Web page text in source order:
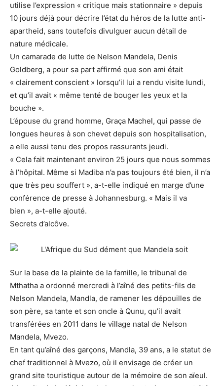
utilise l’expression « critique mais stationnaire » depuis
10 jours déjà pour décrire l’état du héros de la lutte anti-
apartheid, sans toutefois divulguer aucun détail de
nature médicale.
Un camarade de lutte de Nelson Mandela, Denis
Goldberg, a pour sa part affirmé que son ami était
« clairement conscient » lorsqu’il lui a rendu visite lundi,
et qu’il avait « même tenté de bouger les yeux et la
bouche ».
L’épouse du grand homme, Graça Machel, qui passe de
longues heures à son chevet depuis son hospitalisation,
a elle aussi tenu des propos rassurants jeudi.
« Cela fait maintenant environ 25 jours que nous sommes
à l’hôpital. Même si Madiba n’a pas toujours été bien, il n’a
que très peu souffert », a-t-elle indiqué en marge d’une
conférence de presse à Johannesburg. « Mais il va
bien », a-t-elle ajouté.
Secrets d’alcôve.
Sur la base de la plainte de la famille, le tribunal de
Mthatha a ordonné mercredi à l’aîné des petits-fils de
Nelson Mandela, Mandla, de ramener les dépouilles de
son père, sa tante et son oncle à Qunu, qu’il avait
transférées en 2011 dans le village natal de Nelson
Mandela, Mvezo.
En tant qu’aîné des garçons, Mandla, 39 ans, a le statut de
chef traditionnel à Mvezo, où il envisage de créer un
grand site touristique autour de la mémoire de son aïeul.